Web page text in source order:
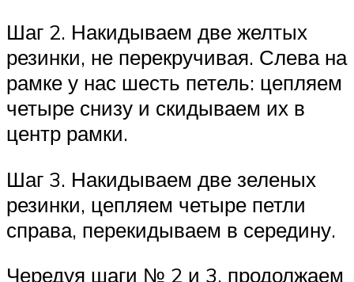
Шаг 2. Накидываем две желтых
резинки, не перекручивая. Слева на
рамке у нас шесть петель: цепляем
четыре снизу и скидываем их в
центр рамки.
Шаг 3. Накидываем две зеленых
резинки, цепляем четыре петли
справа, перекидываем в середину.
Чередуя шаги № 2 и 3, продолжаем